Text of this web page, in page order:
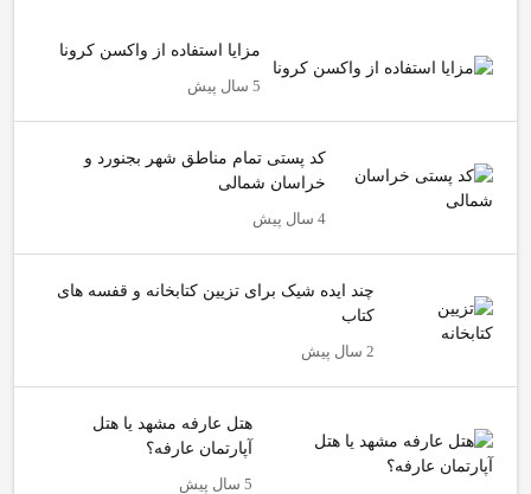
مزایا استفاده از واکسن کرونا
5 سال پیش
کد پستی تمام مناطق شهر بجنورد و
خراسان شمالی
4 سال پیش
چند ایده شیک برای تزیین کتابخانه و قفسه های
کتاب
2 سال پیش
هتل عارفه مشهد یا هتل
آپارتمان عارفه؟
5 سال پیش